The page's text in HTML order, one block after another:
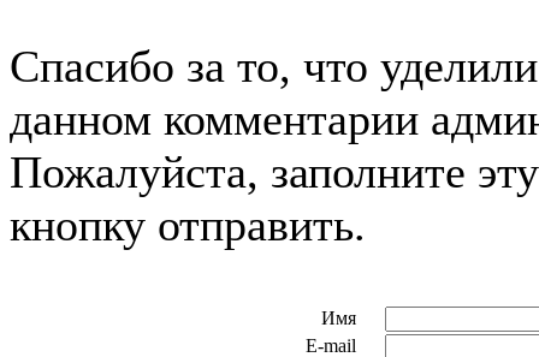
Спасибо за то, что
данном комментарии
Пожалуйста, заполните
кнопку отправить.
Имя
E-mail